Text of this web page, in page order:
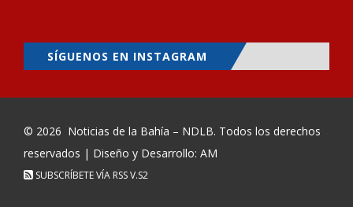
SÍGUENOS EN INSTAGRAM
© 2026 Noticias de la Bahía – NDLB. Todos los derechos
reservados | Diseño y Desarrollo: AM
SUBSCRÍBETE VÍA RSSV.S2